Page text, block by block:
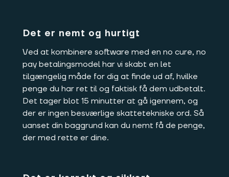
Det er nemt og hurtigt
Ved at kombinere software med en no cure, no
pay betalingsmodel har vi skabt en let
tilgængelig måde for dig at finde ud af, hvilke
penge du har ret til og faktisk få dem udbetalt.
Det tager blot 15 minutter at gå igennem, og
der er ingen besværlige skattetekniske ord. Så
uanset din baggrund kan du nemt få de penge,
der med rette er dine.